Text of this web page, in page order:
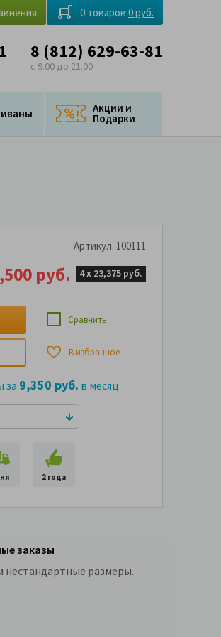
0 товаров 0 руб.
8 (812) 629-63-81
с 9.00 до 21.00
Акции и
Подарки
Артикул: 100111
руб. 4 х 23,375 руб.
Сравнить
В избранное
за 9,350 руб. в месяц
2 года
заказы
нестандартные размеры.